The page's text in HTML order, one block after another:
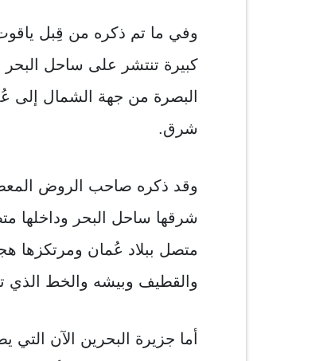
وفي ما تم ذكره من قِبل
كبيرة تنتشر على ساحل البحر
البصرة من جهة الشمال إلى
شرق.
وقد ذكره صاحب الروض
شرقها ساحل البحر وداخلها
متصل ببلاد عُمان ومرتكزها
والقطيف وبيشه والخط الذي
أما جزيرة البحرين الآن التي